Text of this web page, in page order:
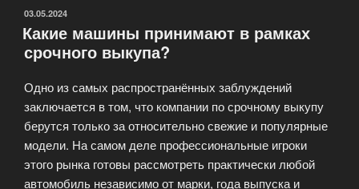
ОПУБЛИКОВАНО
03.05.2024
Какие машины принимают в рамках
срочного выкупа?
Одно из самых распространённых заблуждений
заключается в том, что компании по срочному выкупу
берутся только за относительно свежие и популярные
модели. На самом деле профессиональные игроки
этого рынка готовы рассмотреть практически любой
автомобиль независимо от марки, года выпуска и